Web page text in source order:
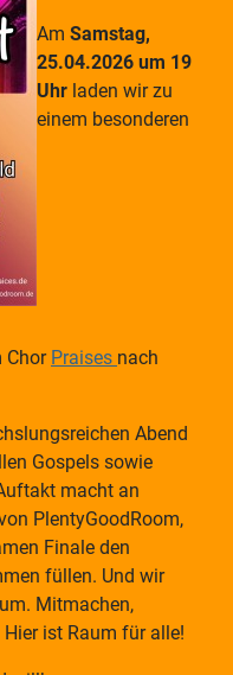
Am Samstag,
25.04.2026 um 19
Uhr laden wir zu
einem besonderen
Chor Praises nach
Abend
Gospels sowie
macht an
PlentyGoodRoom,
Finale den
füllen. Und wir
Mitmachen,
ist Raum für alle!